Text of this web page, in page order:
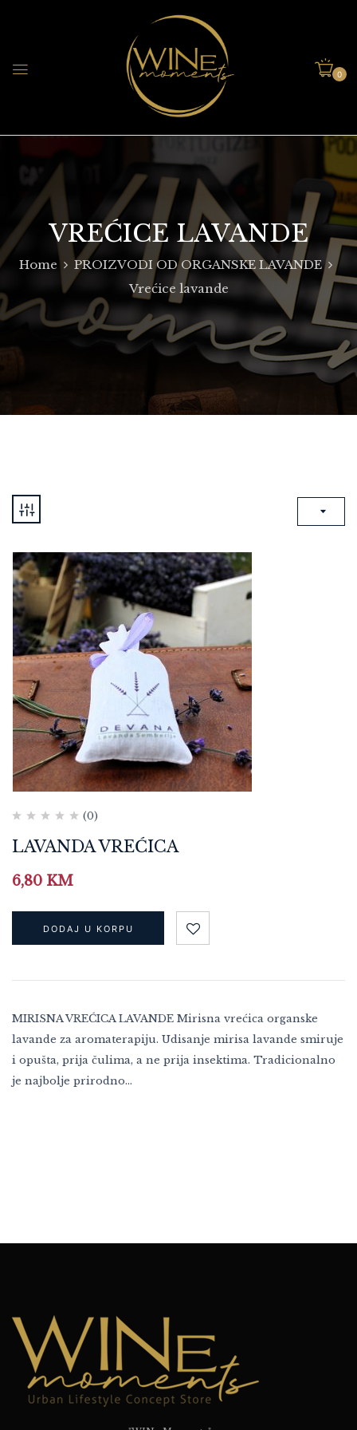
0
VREĆICE LAVANDE
Home
PROIZVODI OD ORGANSKE LAVANDE
Vrećice lavande
(0)
LAVANDA VREĆICA
6,80 KM
DODAJ U KORPU
MIRISNA VREĆICA LAVANDE Mirisna vrećica organske
lavande za aromaterapiju. Udisanje mirisa lavande smiruje
i opušta, prija čulima, a ne prija insektima. Tradicionalno
je najbolje prirodno…